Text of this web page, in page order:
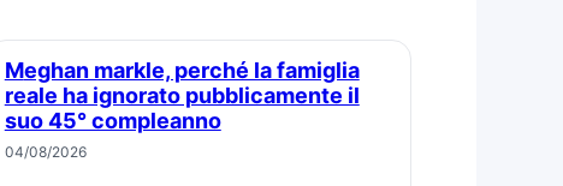
Meghan markle, perché la famiglia
reale ha ignorato pubblicamente il
suo 45° compleanno
04/08/2026